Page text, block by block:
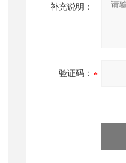
补充说明：
验证码：